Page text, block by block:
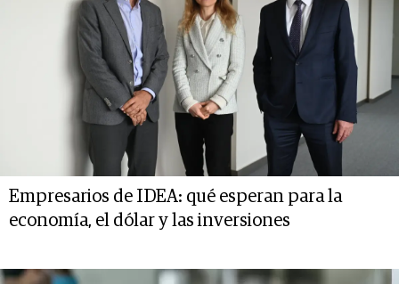
Empresarios de IDEA: qué esperan para la
economía, el dólar y las inversiones